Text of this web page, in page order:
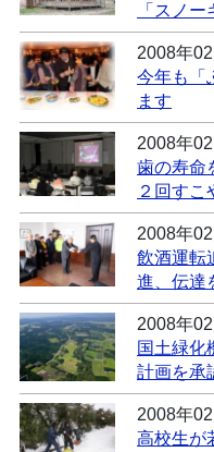
「スノ
2008年
今年も「
ます
2008年
歯の寿命
２回すこ
2008年
飲酒運転
進、伝達
2008年
国土緑化
計画を承
2008年
高校生が